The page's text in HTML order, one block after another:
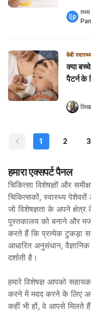
तथ्य
बेबी
क्या
पैटर्न के
1 2 3
हमारा एक्सपर्ट पैनल
चिकित्सा विशेषज्ञों और
चिकित्सकों, स्वास्थ्य
जो विशेषज्ञता के अपने क्षेत्र
पुस्तकालय को बनाने और
करते हैं कि प्रत्येक टुकड़ा
आधारित अनुसंधान,
दर्शाती है।
हमारे विशेषज्ञ आपको
करने में मदद करने के लिए
कहीं भी हों, वे आपसे मिलते